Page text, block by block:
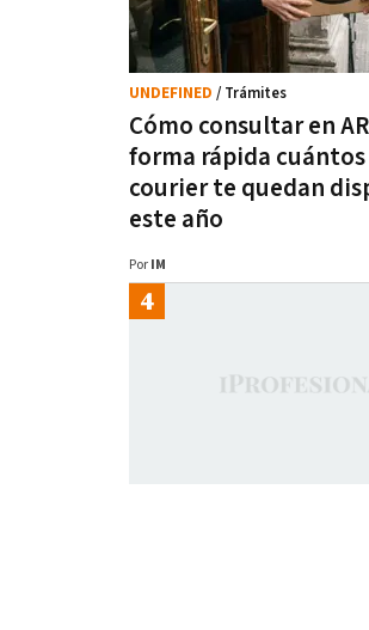
Cómo consultar en
forma rápida
courier te quedan
este año
UNDEFINED / Trámites
Por IM